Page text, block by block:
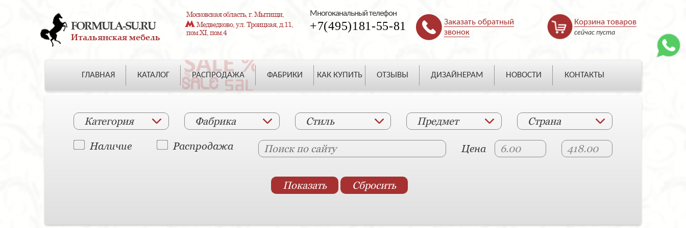
FORMULA-SU.RU
Итальянская мебель
Московская область, г. Мытищи,
Медведково, ул. Троицкая, д.11,
пом.XI, пом.4
Многоканальный телефон
+7(495)181-55-81
Заказать обратный
звонок
Корзина товаров
сейчас пуста
ГЛАВНАЯ КАТАЛОГ РАСПРОДАЖА ФАБРИКИ КАК КУПИТЬ ОТЗЫВЫ ДИЗАЙНЕРАМ НОВОСТИ КОНТАКТЫ
Категория Фабрика Стиль Предмет Страна
Наличие Распродажа Цена